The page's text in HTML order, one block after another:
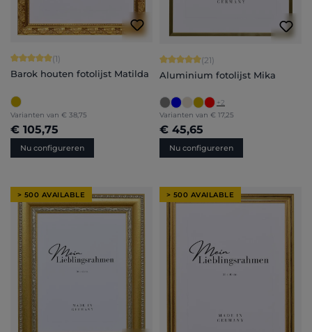
Gemiddelde waardering van 5 van 5 sterren
(1)
Barok houten fotolijst Matilda
Varianten van € 38,75
€ 105,75
Nu configureren
Gemiddelde waardering van 5 van 5
(21)
Aluminium fotolijst Mika
+2
Varianten van € 17,25
€ 45,65
Nu configureren
> 500 AVAILABLE > 500 AVAILABLE